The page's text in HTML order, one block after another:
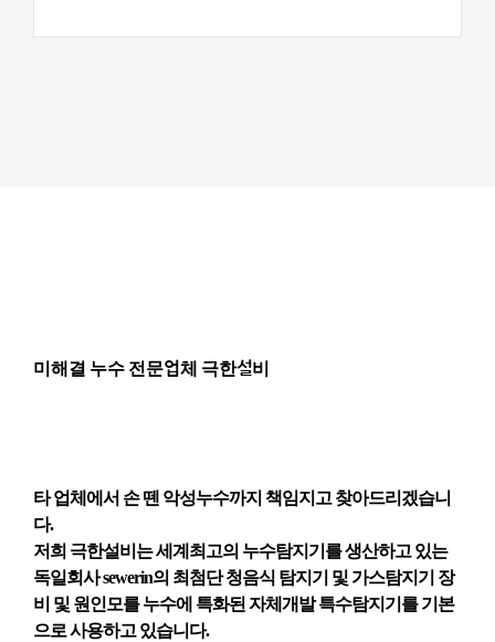
미해결 누수 전문업체 극한설비
타 업체에서 손 뗀 악성누수까지 책임지고 찾아드리겠습니
다.
저희 극한설비는 세계최고의 누수탐지기를 생산하고 있는
독일회사 sewerin의 최첨단 청음식 탐지기 및 가스탐지기 장
비 및 원인모를 누수에 특화된 자체개발 특수탐지기를 기본
으로 사용하고 있습니다.